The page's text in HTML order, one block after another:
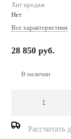
Хит продаж
Нет
Все характеристики
28 850 руб.
В наличии
Рассчитать